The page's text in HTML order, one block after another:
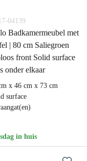
04139
Badkamermeubel met
| 80 cm Saliegroen
front Solid surface
onder elkaar
x 46 cm x 73 cm
surface
in huis